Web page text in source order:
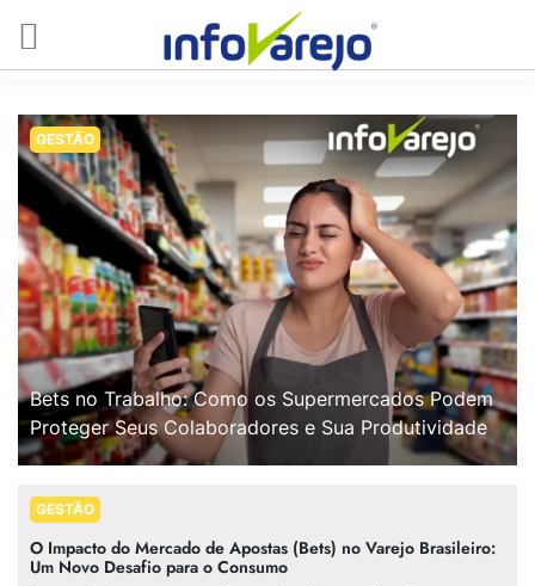
GESTÃO
Bets no Trabalho: Como os Supermercados Podem
Proteger Seus Colaboradores e Sua Produtividade
GESTÃO
O Impacto do Mercado de Apostas (Bets) no Varejo Brasileiro:
Um Novo Desafio para o Consumo